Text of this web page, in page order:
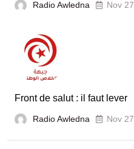
Radio Awledna Nov 27
Front de salut : il faut lever
Radio Awledna Nov 27